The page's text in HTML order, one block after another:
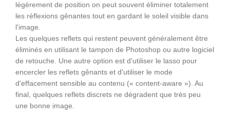
légèrement de position on peut souvent éliminer totalement
les réflexions gênantes tout en gardant le soleil visible dans
l'image.
Les quelques reflets qui restent peuvent généralement être
éliminés en utilisant le tampon de Photoshop ou autre logiciel
de retouche. Une autre option est d'utiliser le lasso pour
encercler les reflets gênants et d'utiliser le mode
d'effacement sensible au contenu (« content-aware »). Au
final, quelques reflets discrets ne dégradent que très peu
une bonne image.